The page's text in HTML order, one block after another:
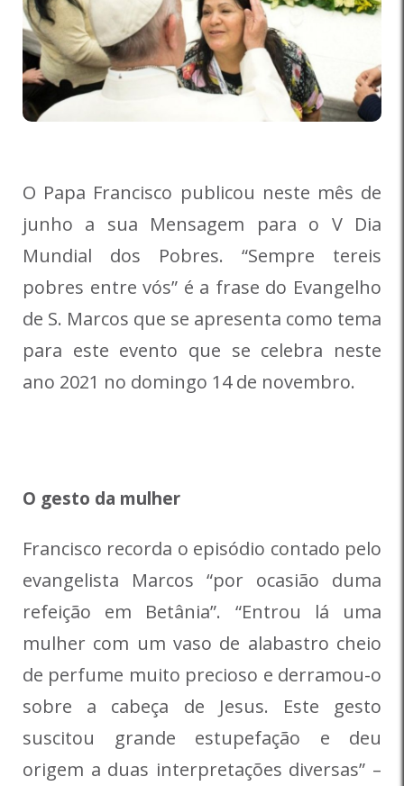
O Papa Francisco publicou neste mês de
junho a sua Mensagem para o V Dia
Mundial dos Pobres. “Sempre tereis
pobres entre vós” é a frase do Evangelho
de S. Marcos que se apresenta como tema
para este evento que se celebra neste
ano 2021 no domingo 14 de novembro.
O gesto da mulher
Francisco recorda o episódio contado pelo
evangelista Marcos “por ocasião duma
refeição em Betânia”. “Entrou lá uma
mulher com um vaso de alabastro cheio
de perfume muito precioso e derramou-o
sobre a cabeça de Jesus. Este gesto
suscitou grande estupefação e deu
origem a duas interpretações diversas” –